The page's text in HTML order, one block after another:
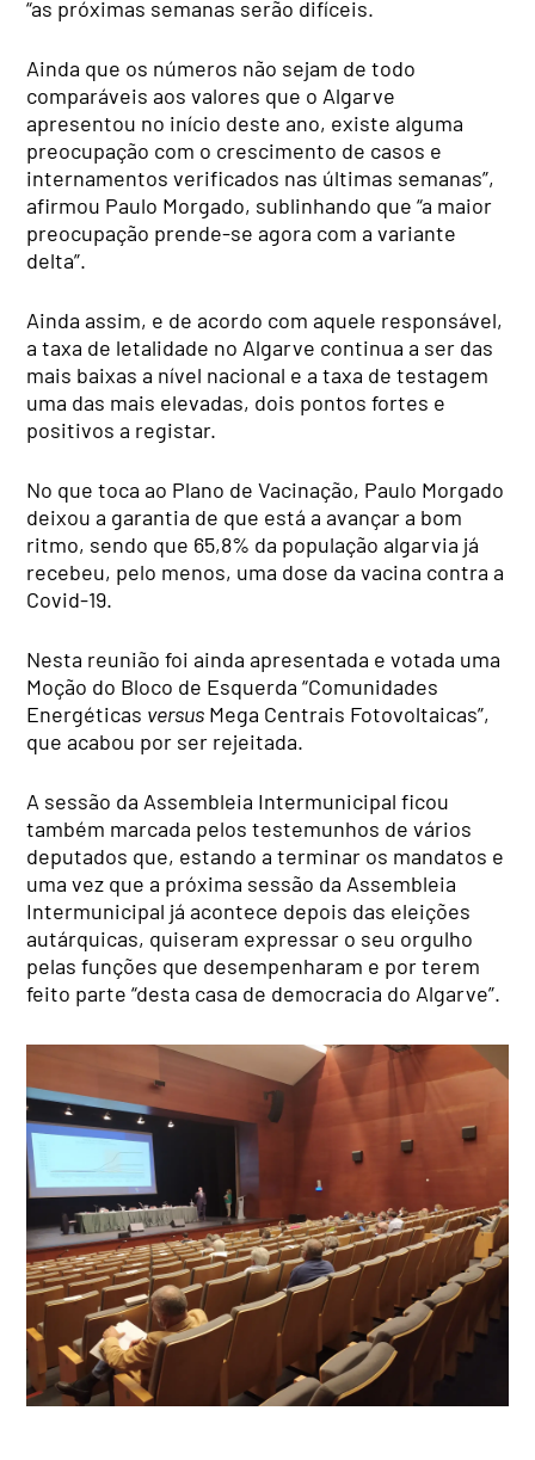
“as próximas semanas serão difíceis.
Ainda que os números não sejam de todo
comparáveis aos valores que o Algarve
apresentou no início deste ano, existe alguma
preocupação com o crescimento de casos e
internamentos verificados nas últimas semanas”,
afirmou Paulo Morgado, sublinhando que “a maior
preocupação prende-se agora com a variante
delta”.
Ainda assim, e de acordo com aquele responsável,
a taxa de letalidade no Algarve continua a ser das
mais baixas a nível nacional e a taxa de testagem
uma das mais elevadas, dois pontos fortes e
positivos a registar.
No que toca ao Plano de Vacinação, Paulo Morgado
deixou a garantia de que está a avançar a bom
ritmo, sendo que 65,8% da população algarvia já
recebeu, pelo menos, uma dose da vacina contra a
Covid-19.
Nesta reunião foi ainda apresentada e votada uma
Moção do Bloco de Esquerda “Comunidades
Energéticas versus Mega Centrais Fotovoltaicas”,
que acabou por ser rejeitada.
A sessão da Assembleia Intermunicipal ficou
também marcada pelos testemunhos de vários
deputados que, estando a terminar os mandatos e
uma vez que a próxima sessão da Assembleia
Intermunicipal já acontece depois das eleições
autárquicas, quiseram expressar o seu orgulho
pelas funções que desempenharam e por terem
feito parte “desta casa de democracia do Algarve”.